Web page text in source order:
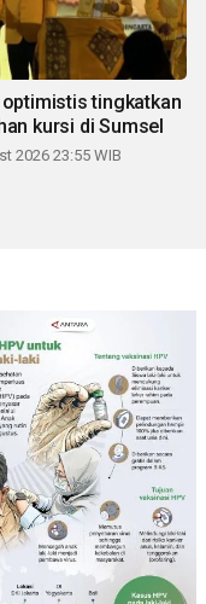
optimistis tingkatkan
kursi di Sumsel
2026 23:55 WIB